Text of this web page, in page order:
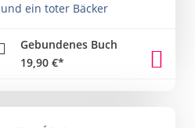
und ein toter Bäcker
Gebundenes Buch
19,90 €*